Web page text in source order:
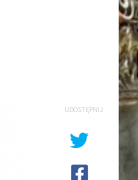
UDOSTĘPNIJ